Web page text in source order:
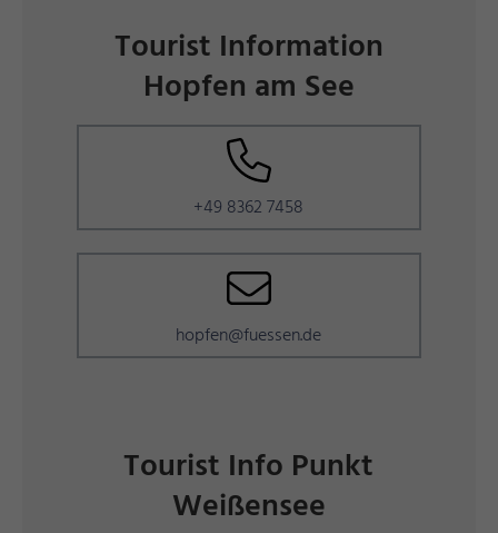
Tourist Information
Hopfen am See
+49 8362 7458
hopfen@fuessen.de
Tourist Info Punkt
Weißensee